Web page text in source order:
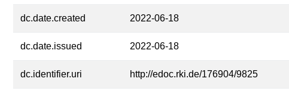
dc.date.created 2022-06-18
dc.date.issued 2022-06-18
dc.identifier.uri http://edoc.rki.de/176904/9825